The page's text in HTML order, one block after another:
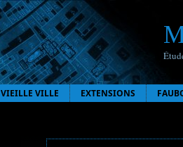
VIEILLE VILLE EXTENSIONS